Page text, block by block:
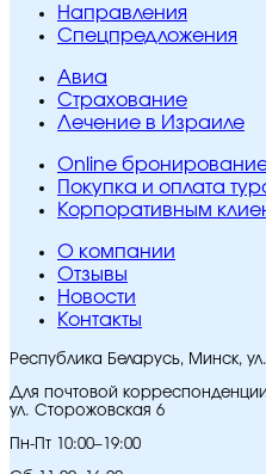
Направления
Спецпредложения
Авиа
Страхование
Лечение в Израиле
Online
Покупка и оплата
Корпоративным
O компании
Отзывы
Новости
Контакты
Республика Беларусь, Минск,
Для почтовой
ул. Сторожовская 6
Пн-Пт 10:00–19:00